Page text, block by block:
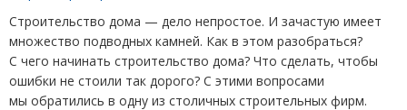
Строительство дома — дело непростое. И зачастую имеет
множество подводных камней. Как в этом разобраться?
С чего начинать строительство дома? Что сделать, чтобы
ошибки не стоили так дорого? С этими вопросами
мы обратились в одну из столичных строительных фирм.